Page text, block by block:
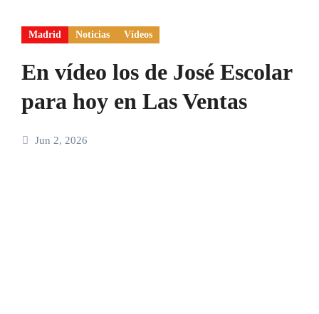
Madrid Noticias Vídeos
En vídeo los de José Escolar
para hoy en Las Ventas
Jun 2, 2026